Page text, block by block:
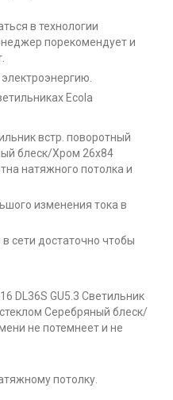
в технологии
порекомендует и
Ecola
встр. поворотный
блеск/Хром 26x84
натяжного потолка и
изменения тока в
сети достаточно чтобы
DL36S GU5.3 Светильник
Серебряный блеск/
не потемнеет и не
потолку.